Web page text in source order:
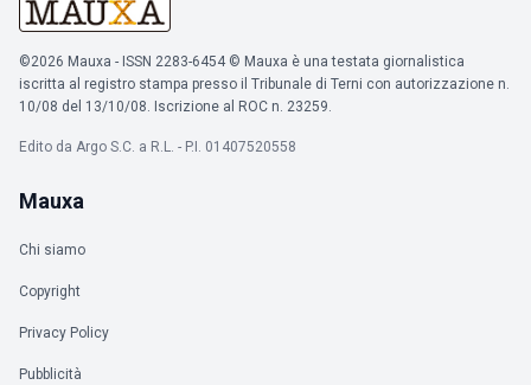
©2026 Mauxa - ISSN 2283-6454 © Mauxa è una testata giornalistica
iscritta al registro stampa presso il Tribunale di Terni con autorizzazione n.
10/08 del 13/10/08. Iscrizione al ROC n. 23259.
Edito da Argo S.C. a R.L. - P.I. 01407520558
Mauxa
Chi siamo
Copyright
Privacy Policy
Pubblicità